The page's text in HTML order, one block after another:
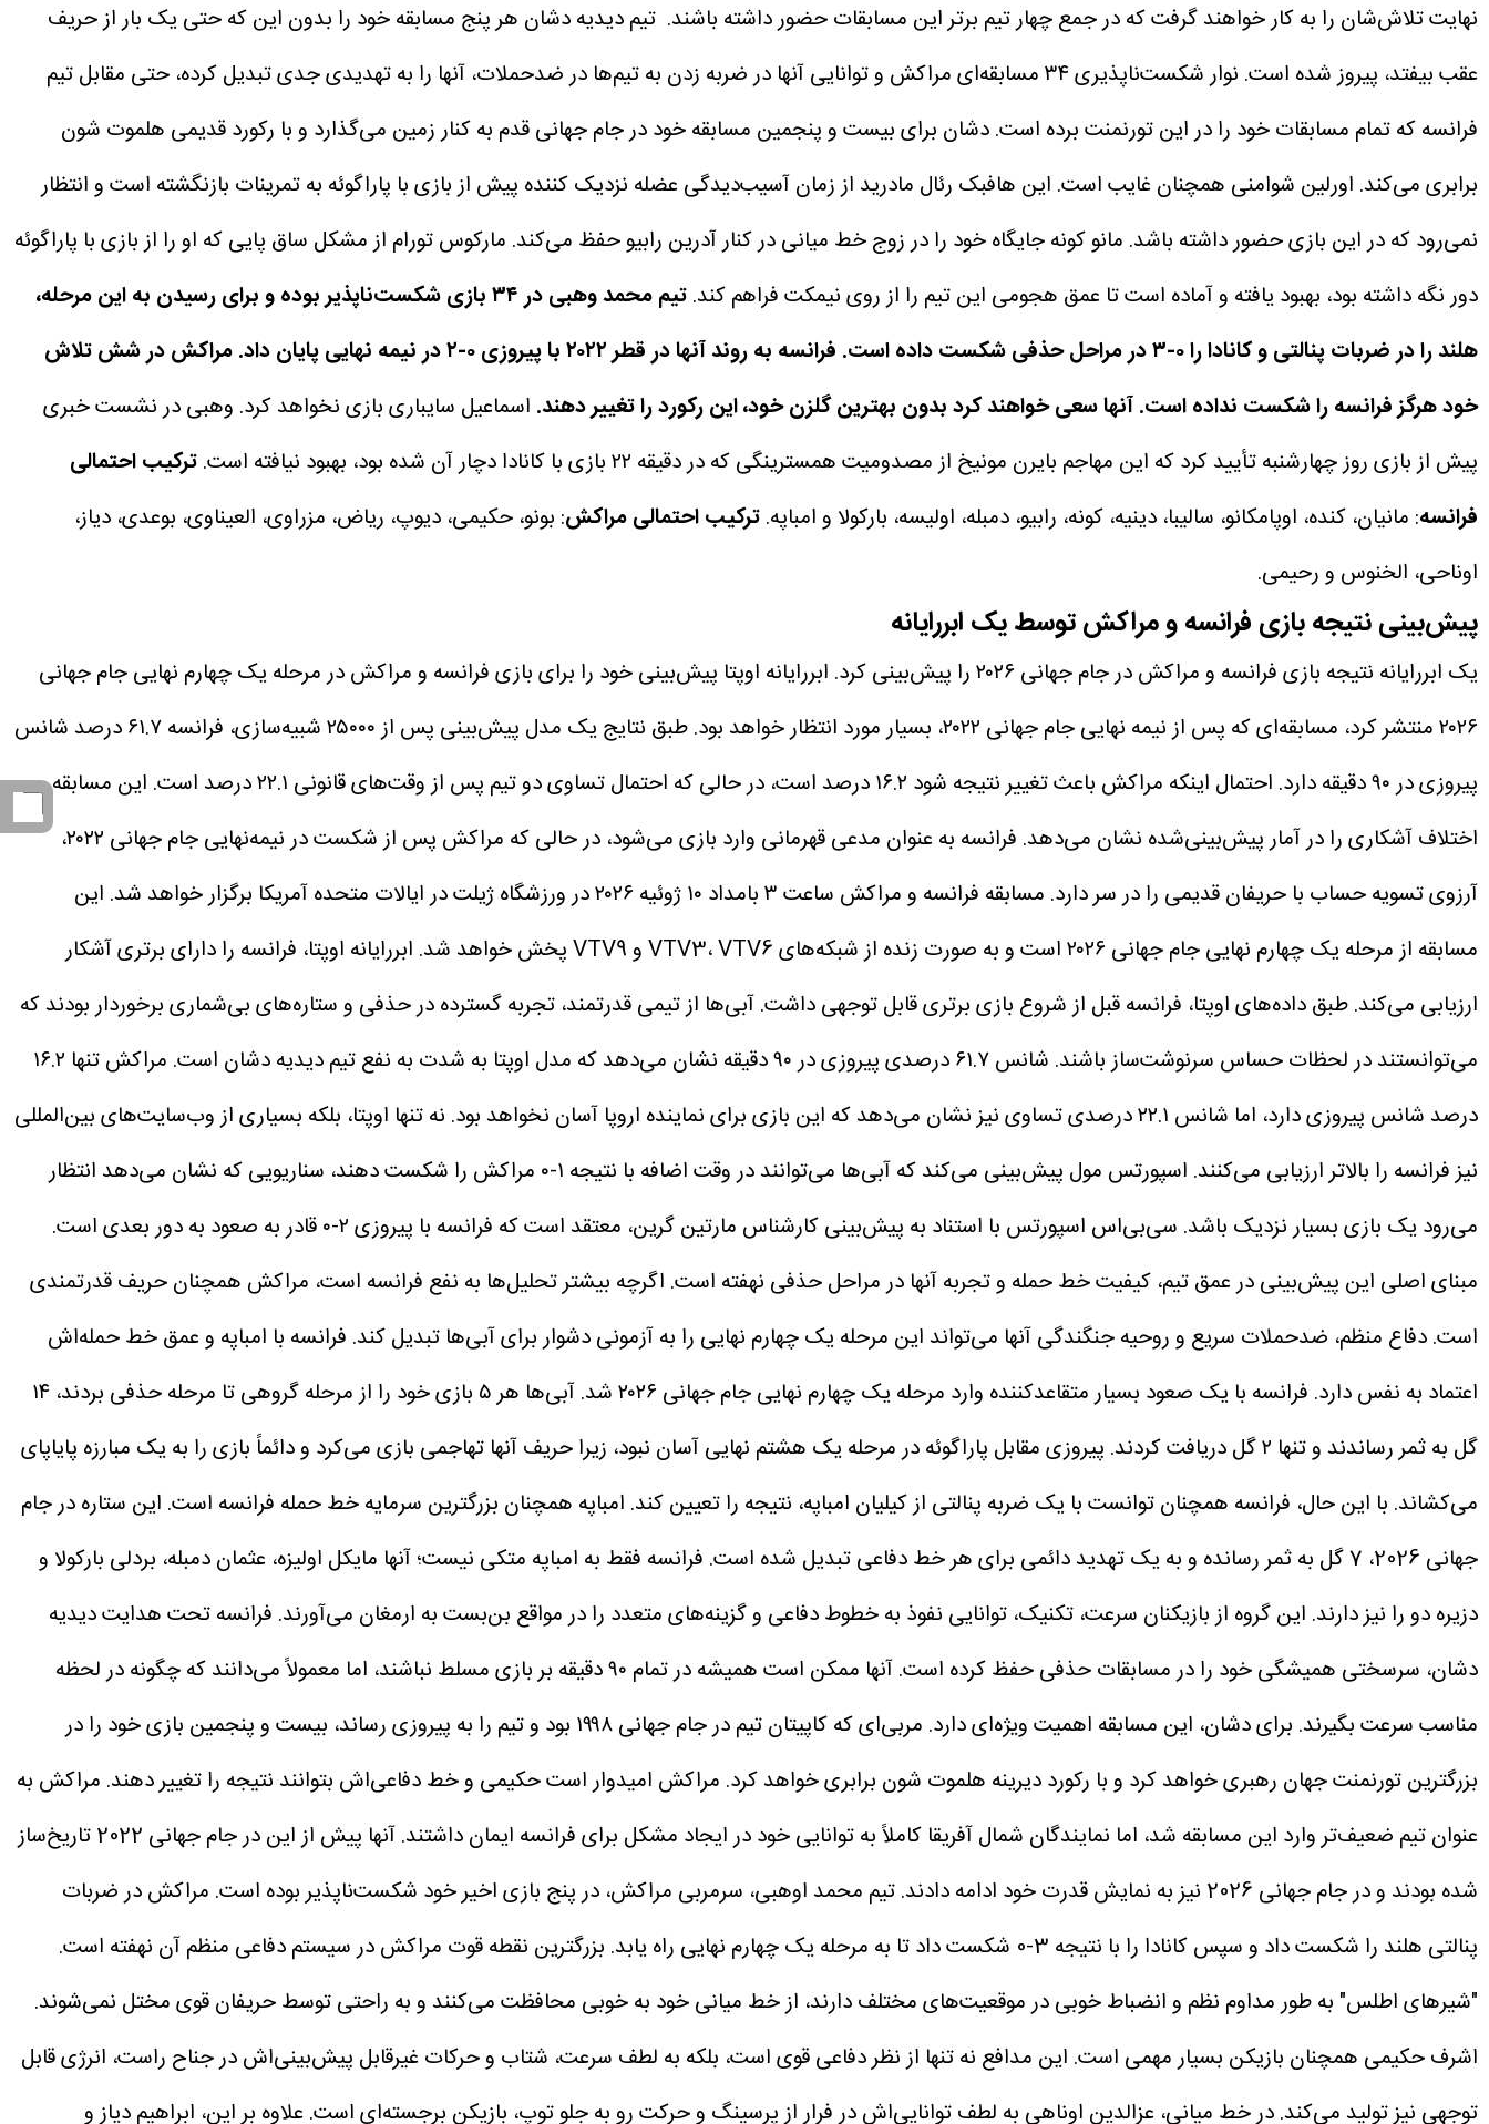
نهایت تلاش‌شان را به کار خواهند گرفت که در جمع چهار تیم برتر این مسابقات حضور داشته باشند. تیم دیدیه دشان هر پنج مسابقه خود را بدون این که حتی یک بار از حریف
عقب بیفتد، پیروز شده است. نوار شکست‌ناپذیری ۳۴ مسابقه‌ای مراکش و توانایی آنها در ضربه زدن به تیم‌ها در ضدحملات، آنها را به تهدیدی جدی تبدیل کرده، حتی مقابل تیم
فرانسه که تمام مسابقات خود را در این تورنمنت برده است. دشان برای بیست و پنجمین مسابقه خود در جام جهانی قدم به کنار زمین می‌گذارد و با رکورد قدیمی هلموت شون
برابری می‌کند. اورلین شوامنی همچنان غایب است. این هافبک رئال مادرید از زمان آسیب‌دیدگی عضله نزدیک‌ کننده پیش از بازی با پاراگوئه به تمرینات بازنگشته است و انتظار
نمی‌رود که در این بازی حضور داشته باشد. مانو کونه جایگاه خود را در زوج خط میانی در کنار آدرین رابیو حفظ می‌کند. مارکوس تورام از مشکل ساق پایی که او را از بازی با پاراگوئه
دور نگه داشته بود، بهبود یافته و آماده است تا عمق هجومی این تیم را از روی نیمکت فراهم کند.
تیم محمد وهبی در ۳۴ بازی شکست‌ناپذیر بوده و برای رسیدن به این مرحله،
هلند را در ضربات پنالتی و کانادا را ۰-۳ در مراحل حذفی شکست داده است. فرانسه به روند آنها در قطر ۲۰۲۲ با پیروزی ۰-۲ در نیمه‌ نهایی پایان داد. مراکش در شش تلاش
خود هرگز فرانسه را شکست نداده است. آنها سعی خواهند کرد بدون بهترین گلزن خود، این رکورد را تغییر دهند. اسماعیل سایباری بازی نخواهد کرد. وهبی در نشست خبری
پیش از بازی روز چهارشنبه تأیید کرد که این مهاجم بایرن مونیخ از مصدومیت همسترینگی که در دقیقه ۲۲ بازی با کانادا دچار آن شده بود، بهبود نیافته است.
ترکیب احتمالی
فرانسه: مانیان، کنده، اوپامکانو، سالیبا، دینیه، کونه، رابیو، دمبله، اولیسه، بارکولا و امباپه.ترکیب احتمالی مراکش: بونو، حکیمی، دیوپ، ریاض، مزراوی، العیناوی، بوعدی، دیاز،
اوناحی، الخنوس و رحیمی.
پیش‌بینی نتیجه بازی فرانسه و مراکش توسط یک ابررایانه
یک ابررایانه نتیجه بازی فرانسه و مراکش در جام جهانی ۲۰۲۶ را پیش‌بینی کرد.
ابررایانه اوپتا پیش‌بینی خود را برای بازی فرانسه و مراکش در مرحله یک چهارم نهایی جام جهانی
۲۰۲۶ منتشر کرد، مسابقه‌ای که پس از نیمه نهایی جام جهانی ۲۰۲۲، بسیار مورد انتظار خواهد بود.
طبق نتایج یک مدل پیش‌بینی پس از ۲۵۰۰۰ شبیه‌سازی، فرانسه ۶۱.۷ درصد شانس
پیروزی در ۹۰ دقیقه دارد. احتمال اینکه مراکش باعث تغییر نتیجه شود ۱۶.۲ درصد است، در حالی که احتمال تساوی دو تیم پس از وقت‌های قانونی ۲۲.۱ درصد است.
این مسابقه
اختلاف آشکاری را در آمار پیش‌بینی‌شده نشان می‌دهد. فرانسه به عنوان مدعی قهرمانی وارد بازی می‌شود، در حالی که مراکش پس از شکست در نیمه‌نهایی جام جهانی ۲۰۲۲،
آرزوی تسویه حساب با حریفان قدیمی را در سر دارد.
مسابقه فرانسه و مراکش ساعت ۳ بامداد ۱۰ ژوئیه ۲۰۲۶ در ورزشگاه ژیلت در ایالات متحده آمریکا برگزار خواهد شد. این
مسابقه از مرحله یک چهارم نهایی جام جهانی ۲۰۲۶ است و به صورت زنده از شبکه‌های VTV3، VTV6 و VTV9 پخش خواهد شد.
ابررایانه اوپتا، فرانسه را دارای برتری آشکار
ارزیابی می‌کند.طبق داده‌های اوپتا، فرانسه قبل از شروع بازی برتری قابل توجهی داشت. آبی‌ها از تیمی قدرتمند، تجربه گسترده در حذفی و ستاره‌های بی‌شماری برخوردار بودند که
می‌توانستند در لحظات حساس سرنوشت‌ساز باشند.
شانس ۶۱.۷ درصدی پیروزی در ۹۰ دقیقه نشان می‌دهد که مدل اوپتا به شدت به نفع تیم دیدیه دشان است. مراکش تنها ۱۶.۲
درصد شانس پیروزی دارد، اما شانس ۲۲.۱ درصدی تساوی نیز نشان می‌دهد که این بازی برای نماینده اروپا آسان نخواهد بود.
نه تنها اوپتا، بلکه بسیاری از وب‌سایت‌های بین‌المللی
نیز فرانسه را بالاتر ارزیابی می‌کنند. اسپورتس مول پیش‌بینی می‌کند که آبی‌ها می‌توانند در وقت اضافه با نتیجه ۱-۰ مراکش را شکست دهند، سناریویی که نشان می‌دهد انتظار
می‌رود یک بازی بسیار نزدیک باشد.
سی‌بی‌اس اسپورتس با استناد به پیش‌بینی کارشناس مارتین گرین، معتقد است که فرانسه با پیروزی ۲-۰ قادر به صعود به دور بعدی است.
مبنای اصلی این پیش‌بینی در عمق تیم، کیفیت خط حمله و تجربه آنها در مراحل حذفی نهفته است. اگرچه بیشتر تحلیل‌ها به نفع فرانسه است، مراکش همچنان حریف قدرتمندی
است. دفاع منظم، ضدحملات سریع و روحیه جنگندگی آنها می‌تواند این مرحله یک چهارم نهایی را به آزمونی دشوار برای آبی‌ها تبدیل کند. فرانسه با امباپه و عمق خط حمله‌اش
اعتماد به نفس دارد.
فرانسه با یک صعود بسیار متقاعدکننده وارد مرحله یک چهارم نهایی جام جهانی ۲۰۲۶ شد. آبی‌ها هر ۵ بازی خود را از مرحله گروهی تا مرحله حذفی بردند، ۱۴
گل به ثمر رساندند و تنها ۲ گل دریافت کردند.
پیروزی مقابل پاراگوئه در مرحله یک هشتم نهایی آسان نبود، زیرا حریف آنها تهاجمی بازی می‌کرد و دائماً بازی را به یک مبارزه پایاپای
می‌کشاند. با این حال، فرانسه همچنان توانست با یک ضربه پنالتی از کیلیان امباپه، نتیجه را تعیین کند. امباپه همچنان بزرگترین سرمایه خط حمله فرانسه است. این ستاره در جام
جهانی 2026، 7 گل به ثمر رسانده و به یک تهدید دائمی برای هر خط دفاعی تبدیل شده است.
فرانسه فقط به امباپه متکی نیست؛ آنها مایکل اولیزه، عثمان دمبله، بردلی بارکولا و
دزیره دو را نیز دارند. این گروه از بازیکنان سرعت، تکنیک، توانایی نفوذ به خطوط دفاعی و گزینه‌های متعدد را در مواقع بن‌بست به ارمغان می‌آورند. فرانسه تحت هدایت دیدیه
دشان، سرسختی همیشگی خود را در مسابقات حذفی حفظ کرده است. آنها ممکن است همیشه در تمام ۹۰ دقیقه بر بازی مسلط نباشند، اما معمولاً می‌دانند که چگونه در لحظه
مناسب سرعت بگیرند.
برای دشان، این مسابقه اهمیت ویژه‌ای دارد. مربی‌ای که کاپیتان تیم در جام جهانی ۱۹۹۸ بود و تیم را به پیروزی رساند، بیست و پنجمین بازی خود را در
بزرگترین تورنمنت جهان رهبری خواهد کرد و با رکورد دیرینه هلموت شون برابری خواهد کرد. مراکش امیدوار است حکیمی و خط دفاعی‌اش بتوانند نتیجه را تغییر دهند. مراکش به
عنوان تیم ضعیف‌تر وارد این مسابقه شد، اما نمایندگان شمال آفریقا کاملاً به توانایی خود در ایجاد مشکل برای فرانسه ایمان داشتند. آنها پیش از این در جام جهانی 2022 تاریخ‌ساز
شده بودند و در جام جهانی 2026 نیز به نمایش قدرت خود ادامه دادند.
تیم محمد اوهبی، سرمربی مراکش، در پنج بازی اخیر خود شکست‌ناپذیر بوده است. مراکش در ضربات
پنالتی هلند را شکست داد و سپس کانادا را با نتیجه 3-0 شکست داد تا به مرحله یک چهارم نهایی راه یابد.
بزرگترین نقطه قوت مراکش در سیستم دفاعی منظم آن نهفته است.
"شیرهای اطلس" به طور مداوم نظم و انضباط خوبی در موقعیت‌های مختلف دارند، از خط میانی خود به خوبی محافظت می‌کنند و به راحتی توسط حریفان قوی مختل نمی‌شوند.
اشرف حکیمی همچنان بازیکن بسیار مهمی است. این مدافع نه تنها از نظر دفاعی قوی است، بلکه به لطف سرعت، شتاب و حرکات غیرقابل پیش‌بینی‌اش در جناح راست، انرژی قابل
توجهی نیز تولید می‌کند.در خط میانی، عزالدین اوناهی به لطف توانایی‌اش در فرار از پرسینگ و حرکت رو به جلو توپ، بازیکن برجسته‌ای است. علاوه بر این، ابراهیم دیاز و